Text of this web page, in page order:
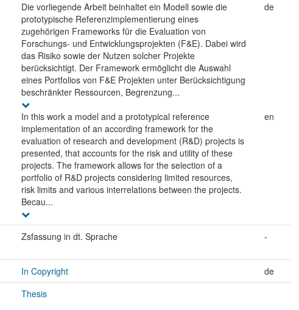
Die vorliegende Arbeit beinhaltet ein Modell sowie die
prototypische Referenzimplementierung eines
zugehörigen Frameworks für die Evaluation von
Forschungs- und Entwicklungsprojekten (F&E). Dabei wird
das Risiko sowie der Nutzen solcher Projekte
berücksichtigt. Der Framework ermöglicht die Auswahl
eines Portfolios von F&E Projekten unter Berücksichtigung
beschränkter Ressourcen, Begrenzung...
de
In this work a model and a prototypical reference
implementation of an according framework for the
evaluation of research and development (R&D) projects is
presented, that accounts for the risk and utility of these
projects. The framework allows for the selection of a
portfolio of R&D projects considering limited resources,
risk limits and various interrelations between the projects.
Becau...
en
Zsfassung in dt. Sprache -
In Copyright
de
Thesis